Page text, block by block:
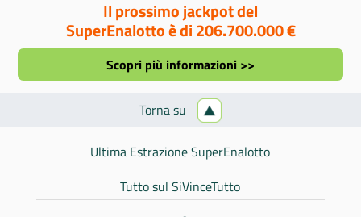
Il prossimo jackpot del
SuperEnalotto è di 206.700.000 €
Scopri più informazioni >>
Torna su
Ultima Estrazione SuperEnalotto
Tutto sul SiVinceTutto